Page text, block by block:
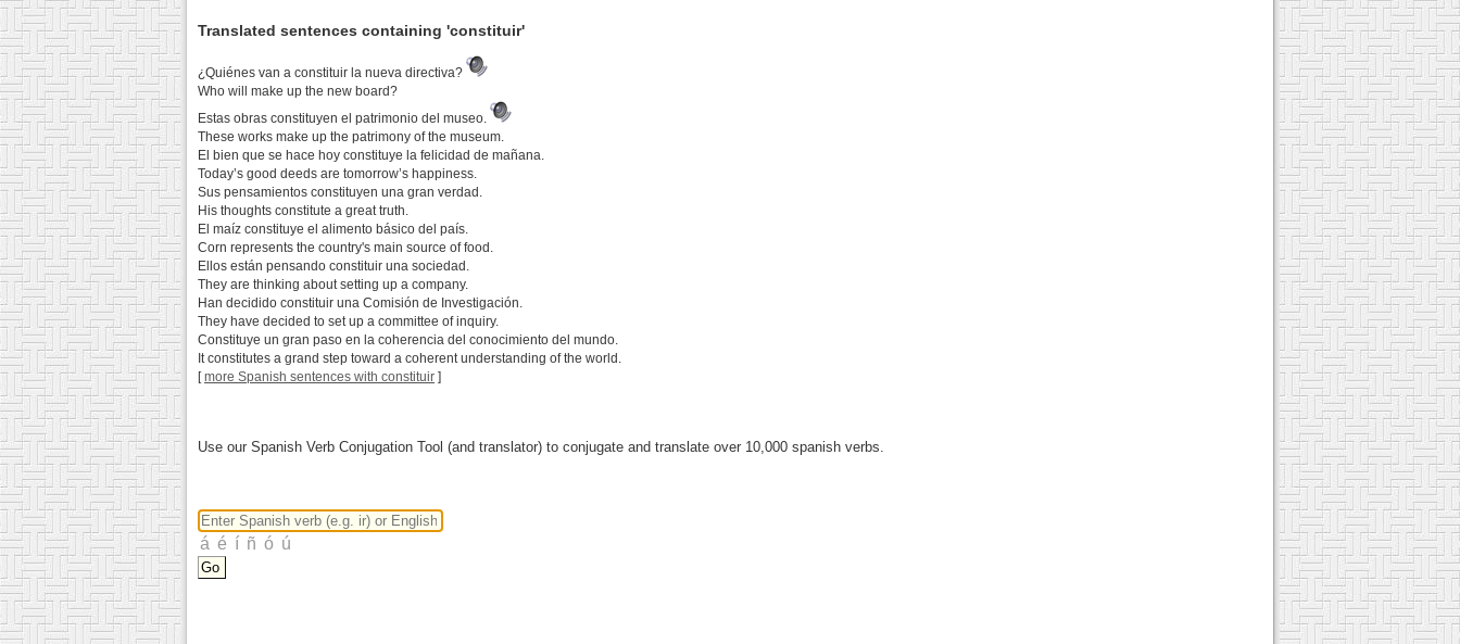
Translated sentences containing 'constituir'
¿Quiénes van a constituir la nueva directiva?
Who will make up the new board?
Estas obras constituyen el patrimonio del museo.
These works make up the patrimony of the museum.
El bien que se hace hoy constituye la felicidad de mañana.
Today’s good deeds are tomorrow’s happiness.
Sus pensamientos constituyen una gran verdad.
His thoughts constitute a great truth.
El maíz constituye el alimento básico del país.
Corn represents the country's main source of food.
Ellos están pensando constituir una sociedad.
They are thinking about setting up a company.
Han decidido constituir una Comisión de Investigación.
They have decided to set up a committee of inquiry.
Constituye un gran paso en la coherencia del conocimiento del mundo.
It constitutes a grand step toward a coherent understanding of the world.
[more Spanish sentences with constituir ]
Use our Spanish Verb Conjugation Tool (and translator) to conjugate and translate over 10,000 spanish verbs.